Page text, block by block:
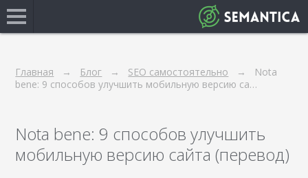
Главная Блог SEO самостоятельно
Nota
bene: 9 способов улучшить мобильную версию са…
Nota bene: 9 способов улучшить
мобильную версию сайта (перевод)